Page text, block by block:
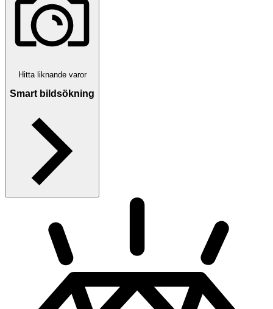
Hitta liknande varor
Smart bildsökning